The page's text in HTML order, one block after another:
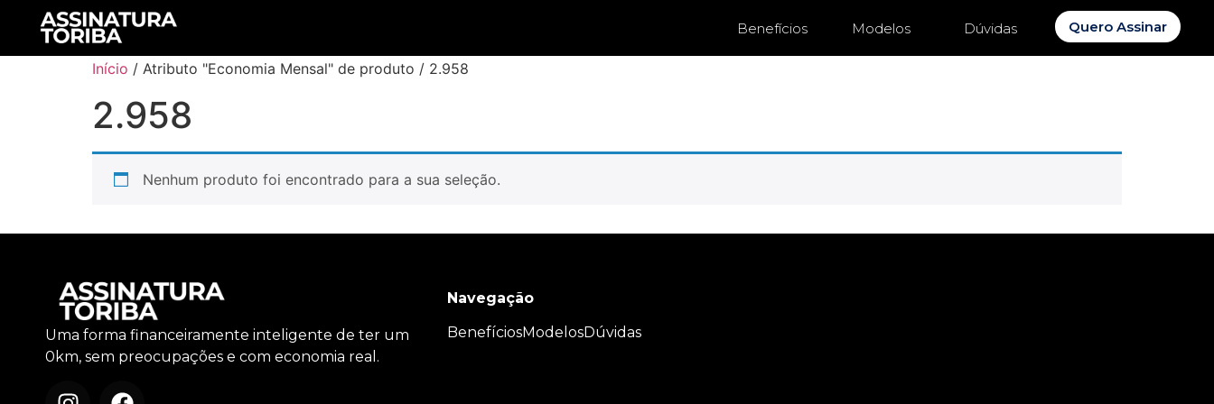
Benefícios Modelos Dúvidas Quero Assinar
Início / Atributo "Economia Mensal" de produto / 2.958
2.958
Nenhum produto foi encontrado para a sua seleção.
Uma forma financeiramente inteligente de ter um
0km, sem preocupações e com economia real.
Navegação
BenefíciosModelosDúvidas